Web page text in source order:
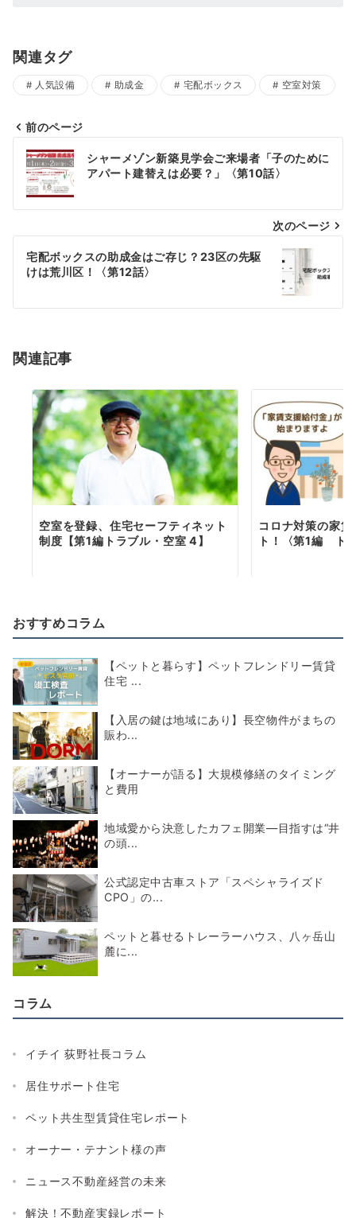
関連タグ
人気設備 助成金 宅配ボックス 空室対策
投
稿
ナ
ビ
ゲ
ョ
ン
前のページ
シャーメゾン新築見学会ご来場者「子のために
アパート建替えは必要？」〈第10話〉
次のページ
宅配ボックスの助成金はご存じ？23区の先駆
けは荒川区！〈第12話〉
関連記事
空室を登録、住宅セーフティネット
制度【第1編トラブル・空室 4】
コロナ対策の家
ト！〈第1編 ト
おすすめコラム
【ペットと暮らす】ペットフレンドリー賃貸
住宅 ...
【入居の鍵は地域にあり】長空物件がまちの
賑わ...
【オーナーが語る】大規模修繕のタイミング
と費用
地域愛から決意したカフェ開業―目指すは“井
の頭...
公式認定中古車ストア「スペシャライズド
CPO」の...
ペットと暮せるトレーラーハウス、八ヶ岳山
麓に...
コラム
イチイ 荻野社長コラム
居住サポート住宅
ペット共生型賃貸住宅レポート
オーナー・テナント様の声
ニュース不動産経営の未来
解決！不動産実録レポート